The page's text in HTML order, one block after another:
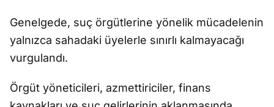
Genelgede, suç örgütlerine yönelik mücadelenin
yalnızca sahadaki üyelerle sınırlı kalmayacağı
vurgulandı.
Örgüt yöneticileri, azmettiriciler, finans